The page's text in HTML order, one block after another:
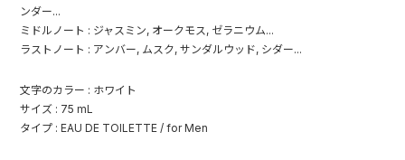
ンダー...
ミドルノート : ジャスミン, オークモス, ゼラニウム...
ラストノート : アンバー, ムスク, サンダルウッド, シダー...
文字のカラー : ホワイト
サイズ : 75 mL
タイプ : EAU DE TOILETTE / for Men